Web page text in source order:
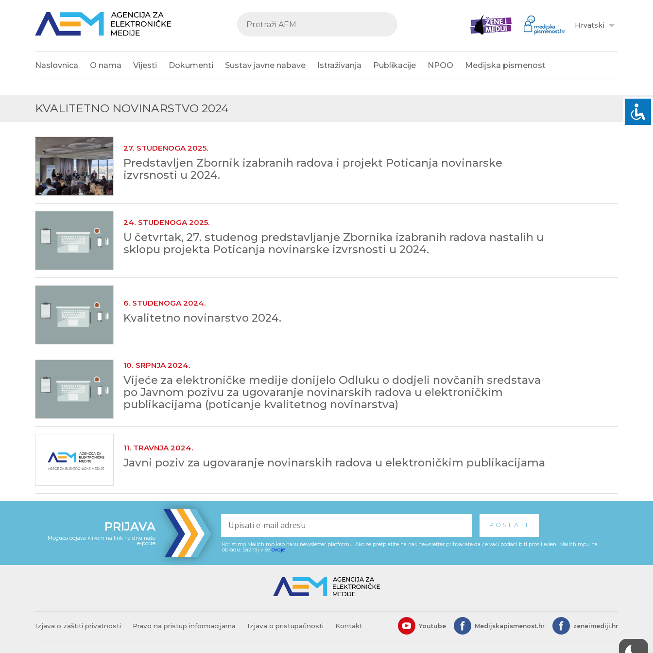
Hrvatski
Naslovnica O nama Vijesti Dokumenti Sustav javne nabave Istraživanja Publikacije NPOO Medijska pismenost
KVALITETNO NOVINARSTVO 2024
27. STUDENOGA 2025.
Predstavljen Zbornik izabranih radova i projekt Poticanja novinarske
izvrsnosti u 2024.
24. STUDENOGA 2025.
U četvrtak, 27. studenog predstavljanje Zbornika izabranih radova nastalih u
sklopu projekta Poticanja novinarske izvrsnosti u 2024.
6. STUDENOGA 2024.
Kvalitetno novinarstvo 2024.
10. SRPNJA 2024.
Vijeće za elektroničke medije donijelo Odluku o dodjeli novčanih sredstava
po Javnom pozivu za ugovaranje novinarskih radova u elektroničkim
publikacijama (poticanje kvalitetnog novinarstva)
11. TRAVNJA 2024.
Javni poziv za ugovaranje novinarskih radova u elektroničkim publikacijama
PRIJAVA
Moguća odjava klikom na link na dnu naše
e-pošte
Koristimo Mailchimp kao našu newsletter platformu. Ako se pretplatite na naš newsletter prihvaćate da će vaši podaci biti proslijeđeni Mailchimpu na
obradu. Saznaj više ovdje.
Izjava o zaštiti privatnosti Pravo na pristup informacijama Izjava o pristupačnosti Kontakt Youtube Medijskapismenost.hr zeneimediji.hr